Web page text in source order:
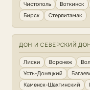
Чистополь
Воткинск
Бирск
Стерлитамак
ДОН И СЕВЕРСКИЙ
Лиски Воронеж
Усть-Донецкий
Каменск-Шахтинский